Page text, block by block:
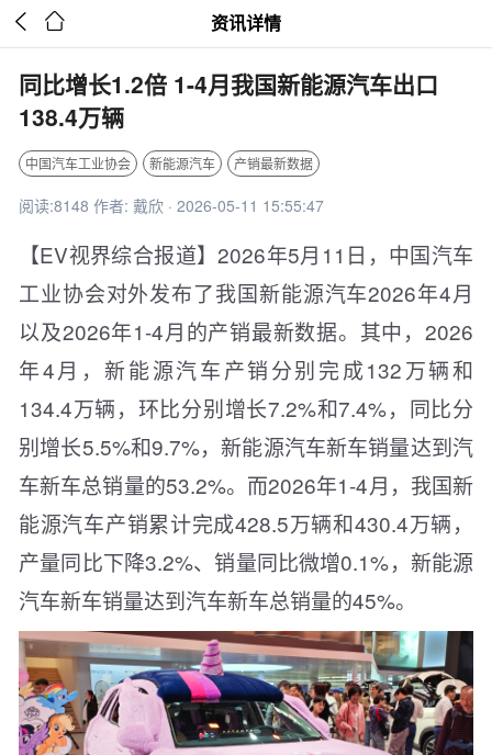
  资讯详情
同比增长1.2倍 1-4月我国新能源汽车出口
138.4万辆
中国汽车工业协会 新能源汽车 产销最新数据
阅读:8148 作者: 戴欣 · 2026-05-11 15:55:47
【EV视界综合报道】2026年5月11日，中国汽车
工业协会对外发布了我国新能源汽车2026年4月
以及2026年1-4月的产销最新数据。其中，2026
年4月，新能源汽车产销分别完成132万辆和
134.4万辆，环比分别增长7.2%和7.4%，同比分
别增长5.5%和9.7%，新能源汽车新车销量达到汽
车新车总销量的53.2%。而2026年1-4月，我国新
能源汽车产销累计完成428.5万辆和430.4万辆，
产量同比下降3.2%、销量同比微增0.1%，新能源
汽车新车销量达到汽车新车总销量的45%。